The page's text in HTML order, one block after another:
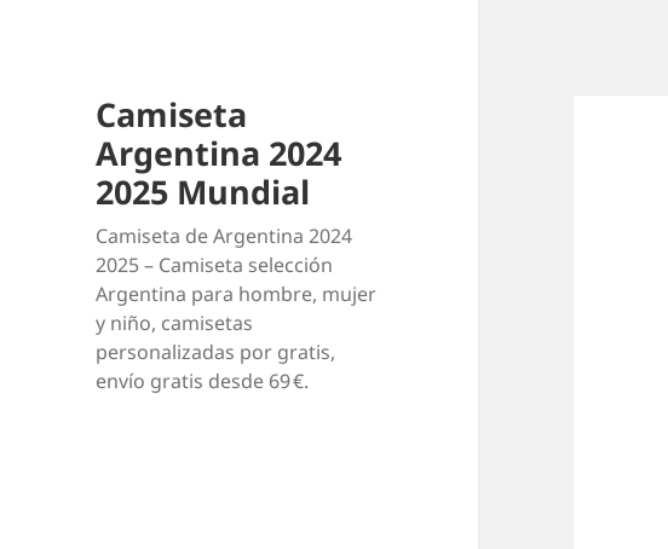
Camiseta
Argentina 2024
2025 Mundial
Camiseta de Argentina 2024
2025 – Camiseta selección
Argentina para hombre, mujer
y niño, camisetas
personalizadas por gratis,
envío gratis desde 69 €.